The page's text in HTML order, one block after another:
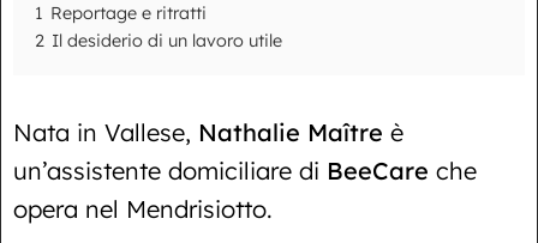
1 Reportage e ritratti
2 Il desiderio di un lavoro utile
Nata in Vallese, Nathalie Maître è
un’assistente domiciliare di BeeCare che
opera nel Mendrisiotto.